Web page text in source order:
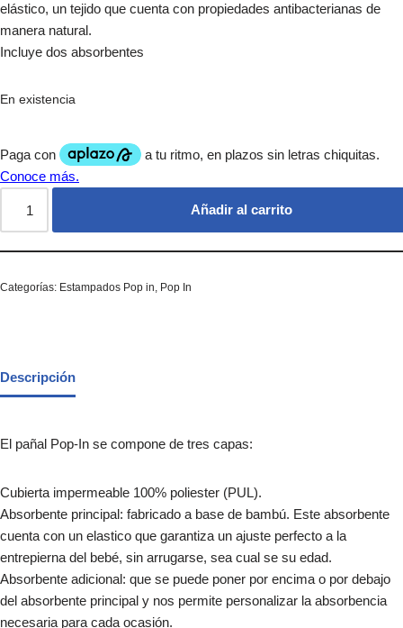
elástico, un tejido que cuenta con propiedades antibacterianas de
manera natural.
Incluye dos absorbentes
En existencia
Añadir al carrito
Categorías: Estampados Pop in, Pop In
Descripción
El pañal Pop-In se compone de tres capas:
Cubierta impermeable 100% poliester (PUL).
Absorbente principal: fabricado a base de bambú. Este absorbente
cuenta con un elastico que garantiza un ajuste perfecto a la
entrepierna del bebé, sin arrugarse, sea cual se su edad.
Absorbente adicional: que se puede poner por encima o por debajo
del absorbente principal y nos permite personalizar la absorbencia
necesaria para cada ocasión.